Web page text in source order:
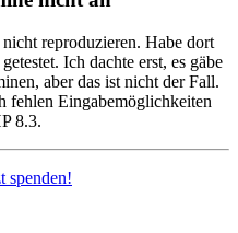
reproduzieren. Habe dort
Ich dachte erst, es gäbe
aber das ist nicht der Fall.
fehlen Eingabemöglichkeiten
8.3.
spenden!